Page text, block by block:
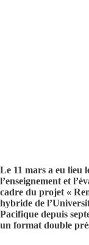
Le 11 mars a eu lieu
l’enseignement et
cadre du projet «
hybride de
Pacifique depuis
un format double